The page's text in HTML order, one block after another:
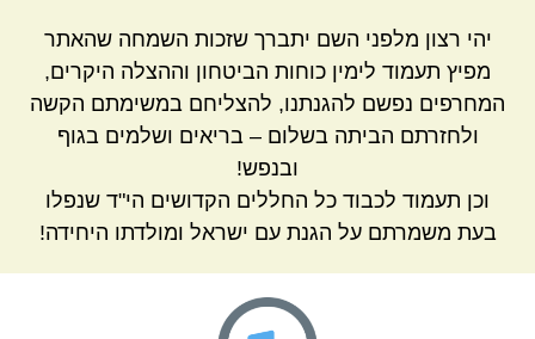
יהי רצון מלפני השם יתברך שזכות השמחה שהאתר
מפיץ תעמוד לימין כוחות הביטחון וההצלה היקרים,
המחרפים נפשם להגנתנו, להצליחם במשימתם הקשה
ולחזרתם הביתה בשלום – בריאים ושלמים בגוף
ובנפש!
וכן תעמוד לכבוד כל החללים הקדושים הי"ד שנפלו
בעת משמרתם על הגנת עם ישראל ומולדתו היחידה!